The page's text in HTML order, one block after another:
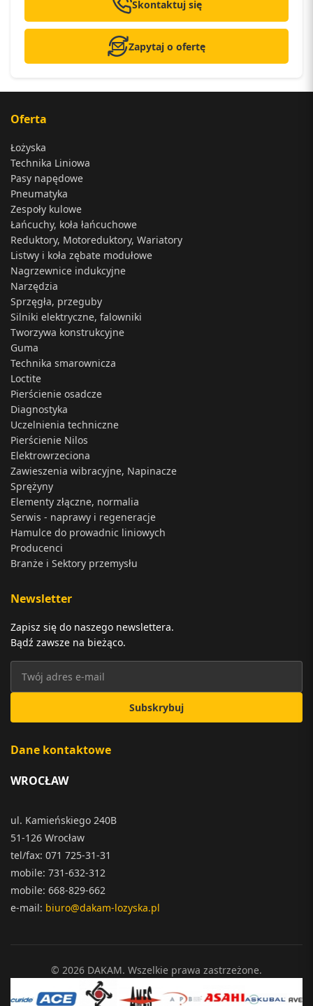
Skontaktuj się
Zapytaj o ofertę
Oferta
Łożyska
Technika Liniowa
Pasy napędowe
Pneumatyka
Zespoły kulowe
Łańcuchy, koła łańcuchowe
Reduktory, Motoreduktory, Wariatory
Listwy i koła zębate modułowe
Nagrzewnice indukcyjne
Narzędzia
Sprzęgła, przeguby
Silniki elektryczne, falowniki
Tworzywa konstrukcyjne
Guma
Technika smarownicza
Loctite
Pierścienie osadcze
Diagnostyka
Uczelnienia techniczne
Pierścienie Nilos
Elektrowrzeciona
Zawieszenia wibracyjne, Napinacze
Sprężyny
Elementy złączne, normalia
Serwis - naprawy i regeneracje
Hamulce do prowadnic liniowych
Producenci
Branże i Sektory przemysłu
Newsletter
Zapisz się do naszego newslettera.
Bądź zawsze na bieżąco.
Subskrybuj
Dane kontaktowe
WROCŁAW
ul. Kamieńskiego 240B
51-126 Wrocław
tel/fax: 071 725-31-31
mobile: 731-632-312
mobile: 668-829-662
e-mail: biuro@dakam-lozyska.pl
© 2026 DAKAM. Wszelkie prawa zastrzeżone.